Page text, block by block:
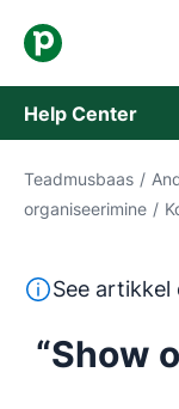
Help Center
Teadmusbaas
Võta ühendust
Teadmusbaas /
organiseerimine /
See tekst on
See
“Show